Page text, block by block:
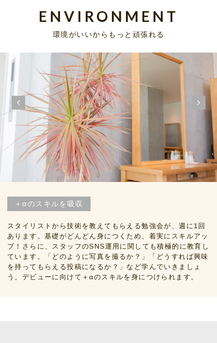
ENVIRONMENT
環境がいいからもっと頑張れる
＋αのスキルを吸収
スタイリストから技術を教えてもらえる勉強会が、週に1回
あります。基礎がどんどん身につくため、着実にスキルアッ
プ！さらに、スタッフのSNS運用に関しても積極的に教育し
ています。「どのように写真を撮るか？」「どうすれば興味
を持ってもらえる投稿になるか？」など学んでいきましょ
う。デビューに向けて＋αのスキルを身につけられます。